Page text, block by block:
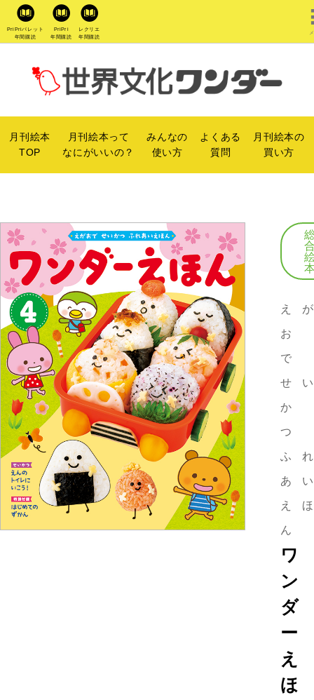
PriPriパレット
年間購読
PriPri
年間購読
レクリエ
年間購読
月刊絵本
TOP
月刊絵本って
なにがいいの？
みんなの
使い方
よくある
質問
月刊絵本の
買い方
えが
お
で
せい
か
つ
ふれ
あい
えほ
ん
ワ
ン
ダ
ー
え
ほ